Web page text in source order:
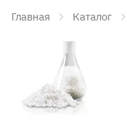
Главная Каталог